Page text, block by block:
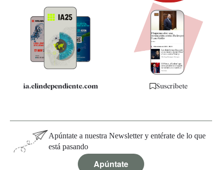
Quiénes somos
Especificaciones
ia.elindependiente.com Suscríbete
Apúntate a nuestra Newsletter y entérate de lo que
está pasando
Apúntate